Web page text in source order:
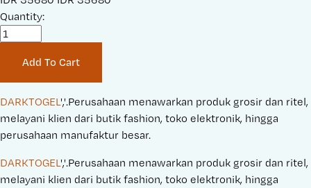
a
r
i
c
e
i
n
a
l
P
i
c
Quantity:
Add To Cart
DARKTOGEL ','.Perusahaan menawarkan produk grosir dan ritel,
melayani klien dari butik fashion, toko elektronik, hingga
perusahaan manufaktur besar.
DARKTOGEL ','.Perusahaan menawarkan produk grosir dan ritel,
melayani klien dari butik fashion, toko elektronik, hingga